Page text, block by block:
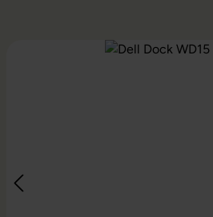
Ignorer la galerie d'images